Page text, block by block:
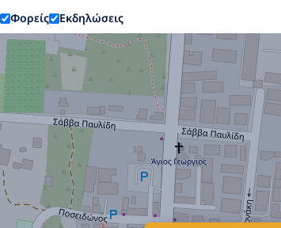
Φορείς Εκδηλώσεις